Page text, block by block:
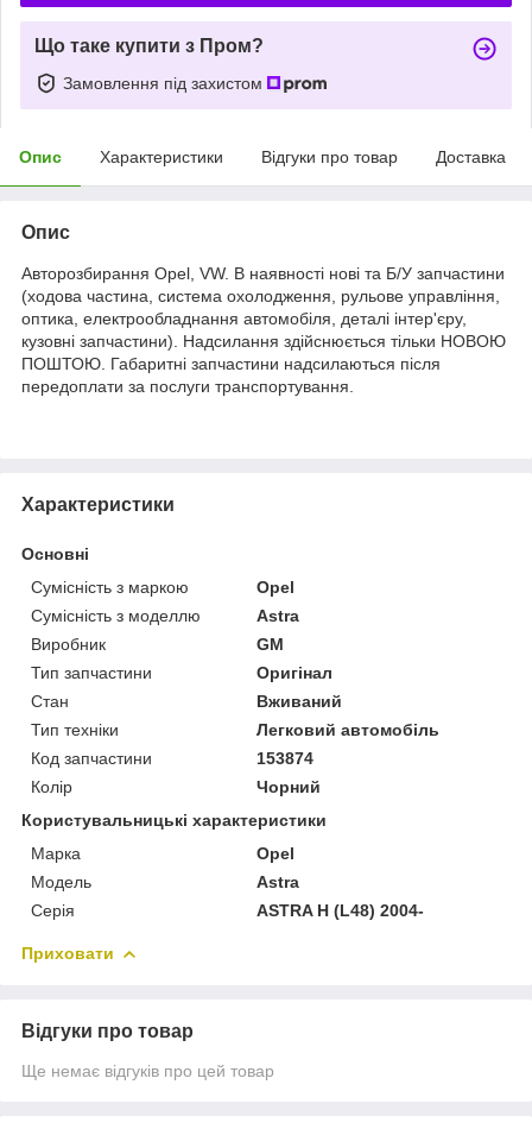
Що таке купити з Пром?
Замовлення під захистом
Опис Характеристики Відгуки про товар Доставка
Опис
Авторозбирання Opel, VW. В наявності нові та Б/У запчастини
(ходова частина, система охолодження, рульове управління,
оптика, електрообладнання автомобіля, деталі інтер'єру,
кузовні запчастини). Надсилання здійснюється тільки НОВОЮ
ПОШТОЮ. Габаритні запчастини надсилаються після
передоплати за послуги транспортування.
Характеристики
Основні
Сумісність з маркою
Opel
Сумісність з моделлю
Astra
Виробник
GM
Тип запчастини
Оригінал
Стан
Вживаний
Тип техніки
Легковий автомобіль
Код запчастини
153874
Колір
Чорний
Користувальницькі характеристики
Марка
Opel
Модель
Astra
Серія
ASTRA H (L48) 2004-
Приховати
Відгуки про товар
Ще немає відгуків про цей товар